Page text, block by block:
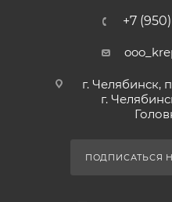
+7
г. Челябинск,
г.
ПОДПИСАТЬСЯ